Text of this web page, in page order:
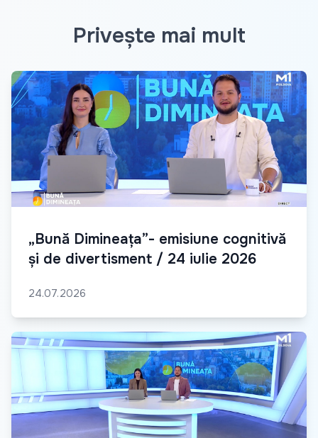
Privește mai mult
„Bună Dimineața”- emisiune cognitivă
și de divertisment / 24 iulie 2026
24.07.2026